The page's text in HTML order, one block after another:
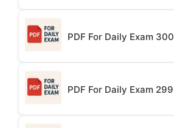
PDF For Daily Exam 300
PDF For Daily Exam 299